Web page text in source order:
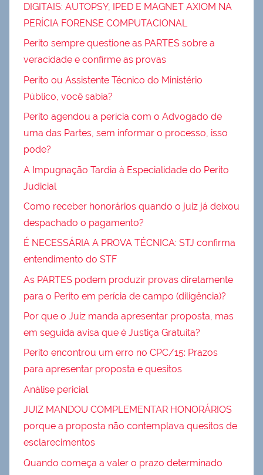
DIGITAIS: AUTOPSY, IPED E MAGNET AXIOM NA
PERÍCIA FORENSE COMPUTACIONAL
Perito sempre questione as PARTES sobre a
veracidade e confirme as provas
Perito ou Assistente Técnico do Ministério
Público, você sabia?
Perito agendou a perícia com o Advogado de
uma das Partes, sem informar o processo, isso
pode?
A Impugnação Tardia à Especialidade do Perito
Judicial
Como receber honorários quando o juiz já deixou
despachado o pagamento?
É NECESSÁRIA A PROVA TÉCNICA: STJ confirma
entendimento do STF
As PARTES podem produzir provas diretamente
para o Perito em perícia de campo (diligência)?
Por que o Juiz manda apresentar proposta, mas
em seguida avisa que é Justiça Gratuita?
Perito encontrou um erro no CPC/15: Prazos
para apresentar proposta e quesitos
Análise pericial
JUIZ MANDOU COMPLEMENTAR HONORÁRIOS
porque a proposta não contemplava quesitos de
esclarecimentos
Quando começa a valer o prazo determinado